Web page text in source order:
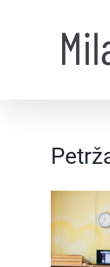
väčší
obrázok